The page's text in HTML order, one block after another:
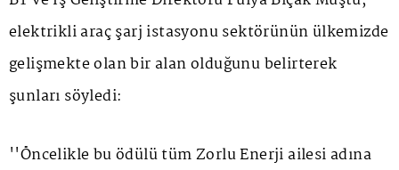
elektrikli araç şarj istasyonu sektörünün ülkemizde
gelişmekte olan bir alan olduğunu belirterek
şunları söyledi:
''Öncelikle bu ödülü tüm Zorlu Enerji ailesi adına